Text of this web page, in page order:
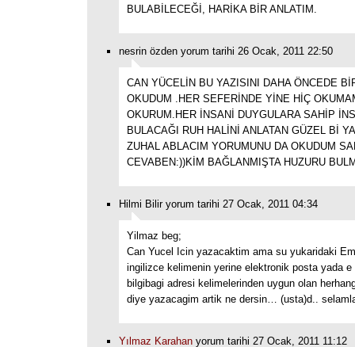
BULABİLECEĞİ, HARİKA BİR ANLATIM.
nesrin özden yorum tarihi 26 Ocak, 2011 22:50
CAN YÜCELİN BU YAZISINI DAHA ÖNCEDE
OKUDUM .HER SEFERİNDE YİNE HİÇ
OKURUM.HER İNSANİ DUYGULARA SAHİP
BULACAĞI RUH HALİNİ ANLATAN GÜZEL Bİ
ZUHAL ABLACIM YORUMUNU DA OKUDUM
CEVABEN:))KİM BAĞLANMIŞTA HUZURU
Hilmi Bilir yorum tarihi 27 Ocak, 2011 04:34
Yilmaz beg;
Can Yucel Icin yazacaktim ama su yukaridaki
ingilizce kelimenin yerine elektronik posta yada e
bilgibagi adresi kelimelerinden uygun olan
diye yazacagim artik ne dersin… (usta)d..
Yılmaz Karahan yorum tarihi 27 Ocak, 2011 11:12